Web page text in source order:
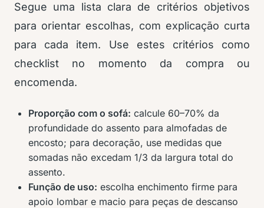
Segue uma lista clara de critérios objetivos
para orientar escolhas, com explicação curta
para cada item. Use estes critérios como
checklist no momento da compra ou
encomenda.
Proporção com o sofá: calcule 60–70% da
profundidade do assento para almofadas de
encosto; para decoração, use medidas que
somadas não excedam 1/3 da largura total do
assento.
Função de uso: escolha enchimento firme para
apoio lombar e macio para peças de descanso